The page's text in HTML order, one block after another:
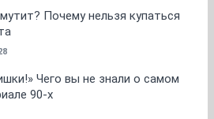
Почему нельзя купаться
Чего вы не знали о самом
90-х